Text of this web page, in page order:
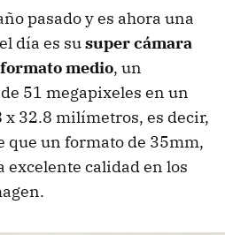
pasado y es ahora una
día es susuper cámara
medio, un
51 megapixeles en un
x 32.8 milímetros, es decir,
que un formato de 35mm,
excelente calidad en los